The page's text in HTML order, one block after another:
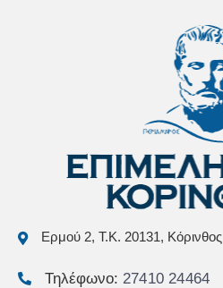
Ερμού 2, Τ.Κ. 20131, Κόρινθος
Τηλέφωνο: 27410 24464